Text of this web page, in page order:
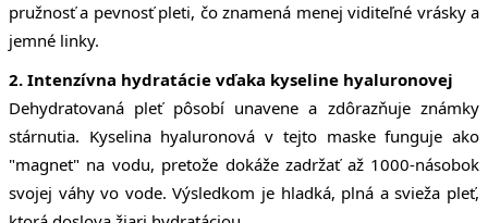
pružnosť a pevnosť pleti, čo znamená menej viditeľné vrásky a
jemné linky.
2. Intenzívna hydratácie vďaka kyseline hyaluronovej
Dehydratovaná pleť pôsobí unavene a zdôrazňuje známky
stárnutia. Kyselina hyaluronová v tejto maske funguje ako
"magnet" na vodu, pretože dokáže zadržať až 1000-násobok
svojej váhy vo vode. Výsledkom je hladká, plná a svieža pleť,